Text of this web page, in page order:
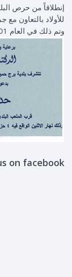
إنطلاقاً من حرص
للأولاد بالتعاون
وتم ذلك في العام 2001 برعاية معالي وزير البيئة الد.ميشال موسى.
on facebook